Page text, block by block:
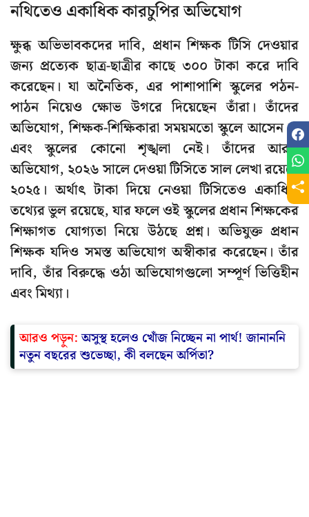
নথিতেও একাধিক কারচুপির অভিযোগ
ক্ষুব্ধ অভিভাবকদের দাবি, প্রধান শিক্ষক টিসি দেওয়ার
জন্য প্রত্যেক ছাত্র-ছাত্রীর কাছে ৩০০ টাকা করে দাবি
করেছেন। যা অনৈতিক, এর পাশাপাশি স্কুলের পঠন-
পাঠন নিয়েও ক্ষোভ উগরে দিয়েছেন তাঁরা। তাঁদের
অভিযোগ, শিক্ষক-শিক্ষিকারা সময়মতো স্কুলে আসেন না
এবং স্কুলের কোনো শৃঙ্খলা নেই। তাঁদের আরও
অভিযোগ, ২০২৬ সালে দেওয়া টিসিতে সাল লেখা রয়েছে
২০২৫। অর্থাৎ টাকা দিয়ে নেওয়া টিসিতেও একাধিক
তথ্যের ভুল রয়েছে, যার ফলে ওই স্কুলের প্রধান শিক্ষকের
শিক্ষাগত যোগ্যতা নিয়ে উঠছে প্রশ্ন। অভিযুক্ত প্রধান
শিক্ষক যদিও সমস্ত অভিযোগ অস্বীকার করেছেন। তাঁর
দাবি, তাঁর বিরুদ্ধে ওঠা অভিযোগগুলো সম্পূর্ণ ভিত্তিহীন
এবং মিথ্যা।
আরও পড়ুন:অসুস্থ হলেও খোঁজ নিচ্ছেন না পার্থ! জানাননি
নতুন বছরের শুভেচ্ছা, কী বলছেন অর্পিতা?